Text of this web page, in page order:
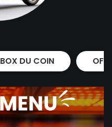
BOX DU COIN